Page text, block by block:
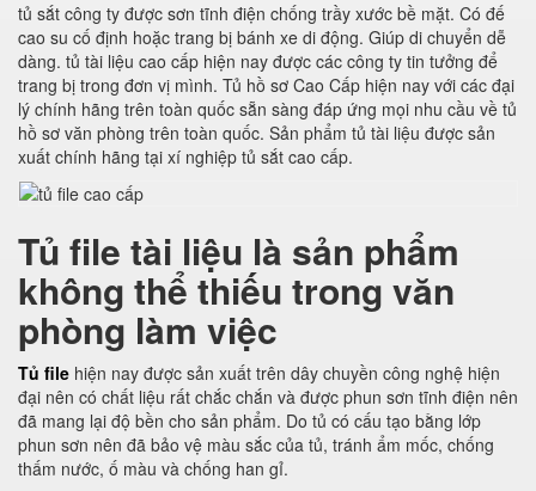
tủ sắt công ty được sơn tĩnh điện chống trầy xước bề mặt. Có đế
cao su cố định hoặc trang bị bánh xe di động. Giúp di chuyển dễ
dàng. tủ tài liệu cao cấp hiện nay được các công ty tin tưởng để
trang bị trong đơn vị mình. Tủ hồ sơ Cao Cấp hiện nay với các đại
lý chính hãng trên toàn quốc sẵn sàng đáp ứng mọi nhu cầu về tủ
hồ sơ văn phòng trên toàn quốc. Sản phẩm tủ tài liệu được sản
xuất chính hãng tại xí nghiệp tủ sắt cao cấp.
Tủ file tài liệu là sản phẩm
không thể thiếu trong văn
phòng làm việc
Tủ file hiện nay được sản xuất trên dây chuyền công nghệ hiện
đại nên có chất liệu rất chắc chắn và được phun sơn tĩnh điện nên
đã mang lại độ bền cho sản phẩm. Do tủ có cấu tạo bằng lớp
phun sơn nên đã bảo vệ màu sắc của tủ, tránh ẩm mốc, chống
thấm nước, ố màu và chống han gỉ.